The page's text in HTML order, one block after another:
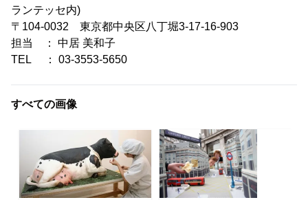
ランテッセ内)
〒104-0032 東京都中央区八丁堀3-17-16-903
担当 ： 中居 美和子
TEL ： 03-3553-5650
すべての画像